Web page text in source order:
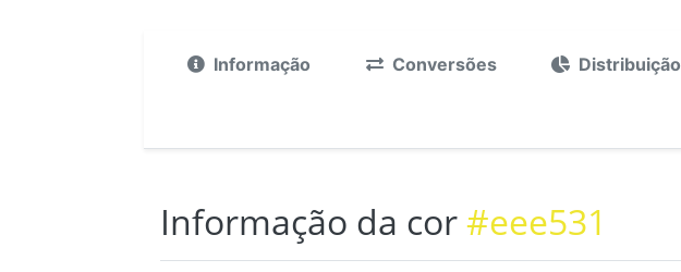
Informação Conversões Distribuição
Informação da cor#eee531